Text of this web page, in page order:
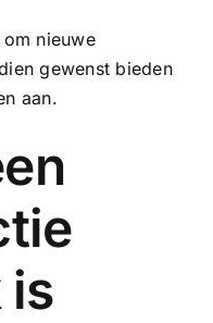
nieuwe
gewenst bieden
aan.
is